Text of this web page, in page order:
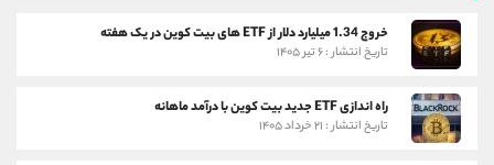
خروج 1.34 میلیارد دلار از ETF های بیت کوین در یک هفته
تاریخ انتشار : ۶ تیر ۱۴۰۵
راه اندازی ETF جدید بیت کوین با درآمد ماهانه
تاریخ انتشار : ۲۱ خرداد ۱۴۰۵